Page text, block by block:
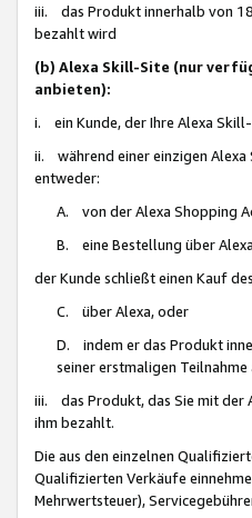
iii. das Produkt innerhalb von
bezahlt wird
(b) Alexa Skill-Site (nur
anbieten):
i. ein Kunde, der Ihre Alexa
ii. während einer einzigen Alexa
entweder:
A. von der Alexa Shopping
B. eine Bestellung über
der Kunde schließt einen Kauf
C. über Alexa, oder
D. indem er das Produkt
seiner erstmaligen
iii. das Produkt, das Sie mit der
ihm bezahlt.
Die aus den einzelnen
Qualifizierten Verkäufe
Mehrwertsteuer),